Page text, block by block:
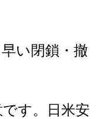
い閉鎖・撤
す。日米安